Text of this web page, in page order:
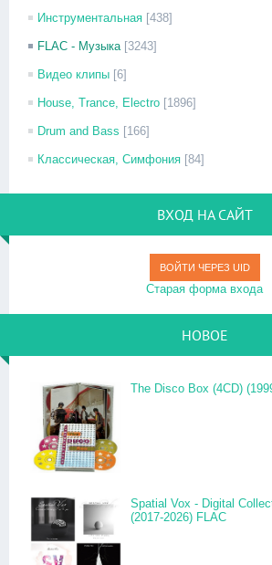
Инструментальная [438]
FLAC - Музыка [3243]
Видео клипы [6]
House, Trance, Electro [1896]
Drum and Bass [166]
Классическая, Симфония [84]
ВХОД НА САЙТ
ВОЙТИ ЧЕРЕЗ UID
Старая форма входа
НОВОЕ
The Disco Box (4CD)
Spatial Vox - Digital
(2017-2026) FLAC